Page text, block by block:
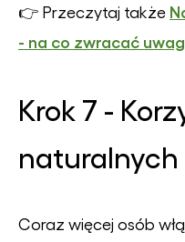
👉 Przeczytaj także
- na co zwracać
Krok 7 -
Coraz więcej osób